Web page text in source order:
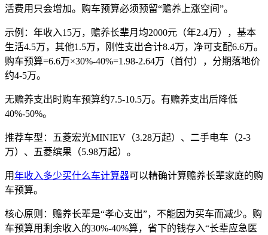
活费用只会增加。购车预算必须预留“赡养上涨空间”。
示例：年收入15万，赡养长辈月均2000元（年2.4万），基本
生活4.5万，其他1.5万，刚性支出合计8.4万，净可支配6.6万。
购车预算=6.6万×30%-40%=1.98-2.64万（首付），分期落地价
约4-5万。
无赡养支出时购车预算约7.5-10.5万。有赡养支出后降低
40%-50%。
推荐车型：五菱宏光MINIEV（3.28万起）、二手电车（2-3
万）、五菱缤果（5.98万起）。
用年收入多少买什么车计算器可以精确计算赡养长辈家庭的购
车预算。
核心原则：赡养长辈是“孝心支出”，不能因为买车而减少。购
车预算用剩余收入的30%-40%算，省下的钱存入“长辈应急医